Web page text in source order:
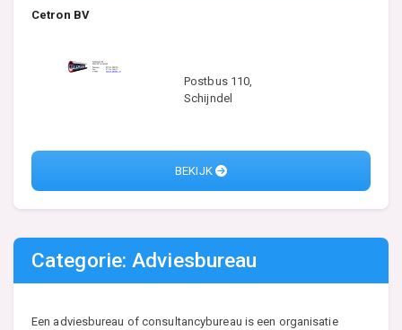
Cetron BV
Postbus 110,
Schijndel
BEKIJK
Categorie: Adviesbureau
Een adviesbureau of consultancybureau is een organisatie